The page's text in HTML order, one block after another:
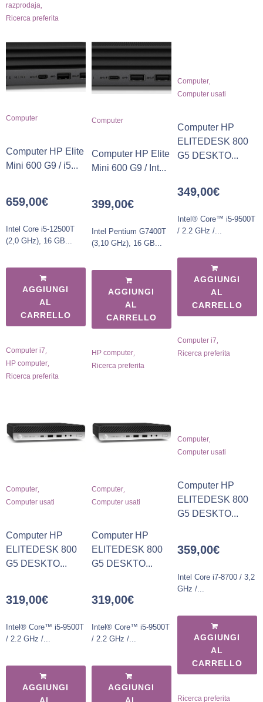
razprodaja
Ricerca preferita
Computer
Computer HP Elite
Mini 600 G9 / i5...
659,00€
Intel Core i5-12500T
(2,0 GHz), 16 GB...
AGGIUNGI
AL
CARRELLO
Computer i7
HP computer
Ricerca preferita
Computer
Computer HP Elite
Mini 600 G9 / Int...
399,00€
Intel Pentium G7400T
(3,10 GHz), 16 GB...
AGGIUNGI
AL
CARRELLO
HP computer,
Ricerca preferita
Computer,
Computer usati
Computer HP
ELITEDESK 800
G5 DESKTO...
349,00€
Intel® Core™ i5-9500T
/ 2.2 GHz /...
AGGIUNGI
AL
CARRELLO
Computer i7
Ricerca preferita
Computer
Computer usati
Computer HP
ELITEDESK 800
G5 DESKTO...
319,00€
Intel® Core™ i5-9500T
/ 2.2 GHz /...
AGGIUNGI
Computer,
Computer usati
Computer HP
ELITEDESK 800
G5 DESKTO...
319,00€
Intel® Core™ i5-9500T
/ 2.2 GHz /...
AGGIUNGI
Computer,
Computer usati
Computer HP
ELITEDESK 800
G5 DESKTO...
359,00€
Intel Core i7-8700 / 3,2
GHz /...
AGGIUNGI
AL
CARRELLO
Ricerca preferita